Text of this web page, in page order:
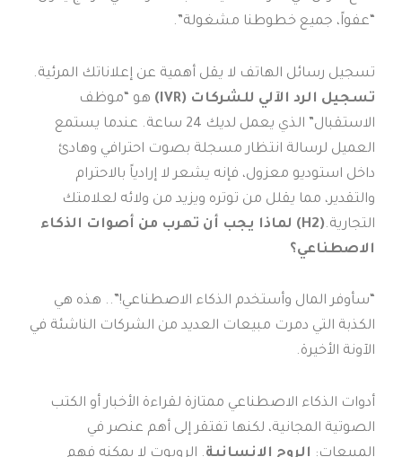
“عفواً، جميع خطوطنا مشغولة”.
تسجيل رسائل الهاتف لا يقل أهمية عن إعلاناتك المرئية.
تسجيل الرد الآلي للشركات (IVR)
هو “موظف
الاستقبال” الذي يعمل لديك 24 ساعة. عندما يستمع
العميل لرسالة انتظار مسجلة بصوت احترافي وهادئ
داخل استوديو معزول، فإنه يشعر لا إرادياً بالاحترام
والتقدير، مما يقلل من توتره ويزيد من ولائه لعلامتك
التجارية.
(H2) لماذا يجب أن تهرب من أصوات الذكاء
الاصطناعي؟
“سأوفر المال وأستخدم الذكاء الاصطناعي!”.. هذه هي
الكذبة التي دمرت مبيعات العديد من الشركات الناشئة في
الآونة الأخيرة.
أدوات الذكاء الاصطناعي ممتازة لقراءة الأخبار أو الكتب
الصوتية المجانية، لكنها تفتقر إلى أهم عنصر في
المبيعات:الروح الإنسانية . الروبوت لا يمكنه فهم